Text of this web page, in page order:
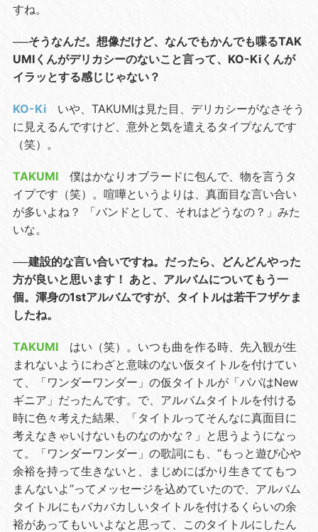
すね。
──そうなんだ。想像だけど、なんでもかんでも喋るTAK
UMIくんがデリカシーのないこと言って、KO-Kiくんが
イラッとする感じじゃない？
KO-Kiいや、TAKUMIは見た目、デリカシーがなさそう
に見えるんですけど、意外と気を遣えるタイプなんです
（笑）。
TAKUMI僕はかなりオブラードに包んで、物を言うタ
イプです（笑）。喧嘩というよりは、真面目な言い合い
が多いよね？ 「バンドとして、それはどうなの？」みた
いな。
──建設的な言い合いですね。だったら、どんどんやった
方が良いと思います！ あと、アルバムについてもう一
個。渾身の1stアルバムですが、タイトルは若干フザケま
したね。
TAKUMIはい（笑）。いつも曲を作る時、先入観が生
まれないようにわざと意味のない仮タイトルを付けてい
て、「ワンダーワンダー」の仮タイトルが「パパはNew
ギニア」だったんです。で、アルバムタイトルを付ける
時に色々考えた結果、「タイトルってそんなに真面目に
考えなきゃいけないものなのかな？」と思うようになっ
て。「ワンダーワンダー」の歌詞にも、“もっと遊び心や
余裕を持って生きないと、まじめにばかり生きててもつ
まんないよ”ってメッセージを込めていたので、アルバム
タイトルにもバカバカしいタイトルを付けるくらいの余
裕があってもいいよなと思って、このタイトルにしたん